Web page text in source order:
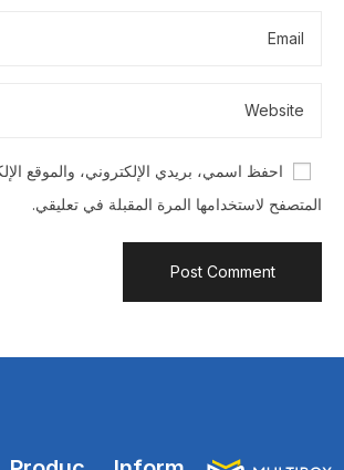
احفظ اسمي، بريدي الإلكتروني، والموقع
المتصفح لاستخدامها المرة المقبلة في تعليقي.